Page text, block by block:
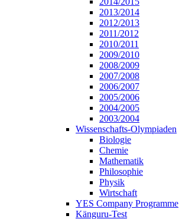
2013/2014
2012/2013
2011/2012
2010/2011
2009/2010
2008/2009
2007/2008
2006/2007
2005/2006
2004/2005
2003/2004
Wissenschafts-Olympiaden
Biologie
Chemie
Mathematik
Philosophie
Physik
Wirtschaft
YES Company Programme
Känguru-Test